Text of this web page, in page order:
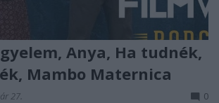
Anya, Ha tudnék,
Mambo Maternica
27. 0